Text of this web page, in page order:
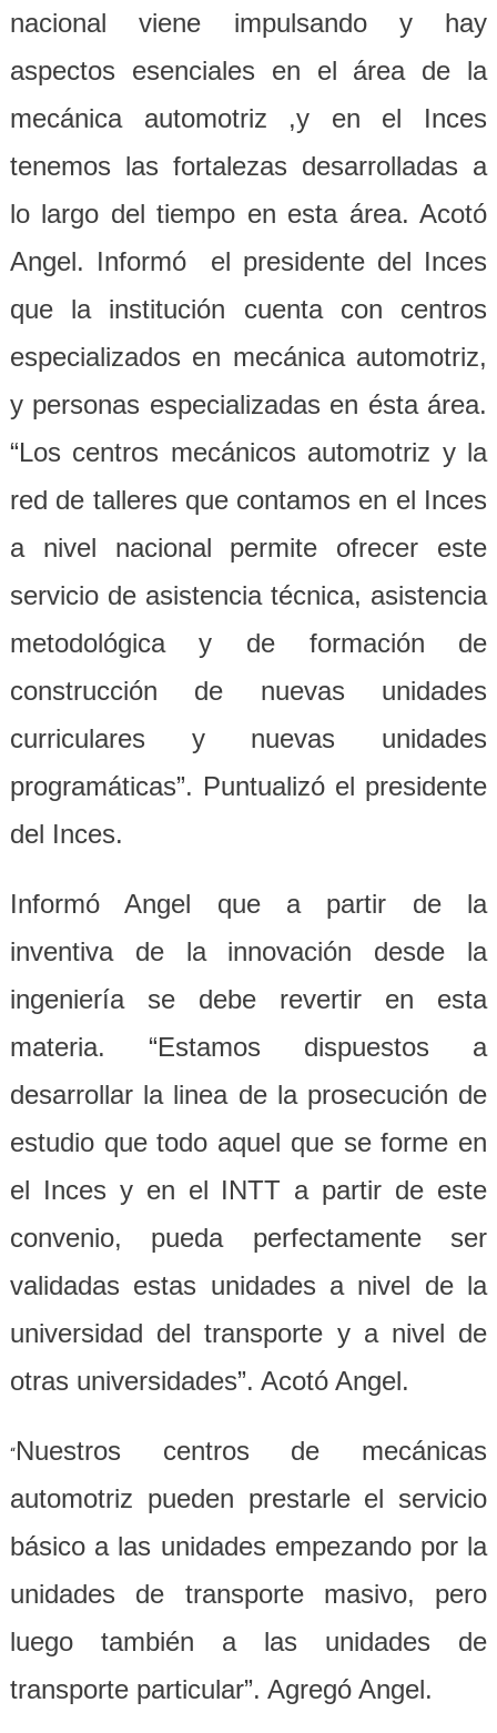
nacional viene impulsando y hay
aspectos esenciales en el área de la
mecánica automotriz ,y en el Inces
tenemos las fortalezas desarrolladas a
lo largo del tiempo en esta área. Acotó
Angel. Informó el presidente del Inces
que la institución cuenta con centros
especializados en mecánica automotriz,
y personas especializadas en ésta área.
“Los centros mecánicos automotriz y la
red de talleres que contamos en el Inces
a nivel nacional permite ofrecer este
servicio de asistencia técnica, asistencia
metodológica y de formación de
construcción de nuevas unidades
curriculares y nuevas unidades
programáticas”. Puntualizó el presidente
del Inces.
Informó Angel que a partir de la
inventiva de la innovación desde la
ingeniería se debe revertir en esta
materia. “Estamos dispuestos a
desarrollar la linea de la prosecución de
estudio que todo aquel que se forme en
el Inces y en el INTT a partir de este
convenio, pueda perfectamente ser
validadas estas unidades a nivel de la
universidad del transporte y a nivel de
otras universidades”. Acotó Angel.
“Nuestros centros de mecánicas
automotriz pueden prestarle el servicio
básico a las unidades empezando por la
unidades de transporte masivo, pero
luego también a las unidades de
transporte particular”. Agregó Angel.